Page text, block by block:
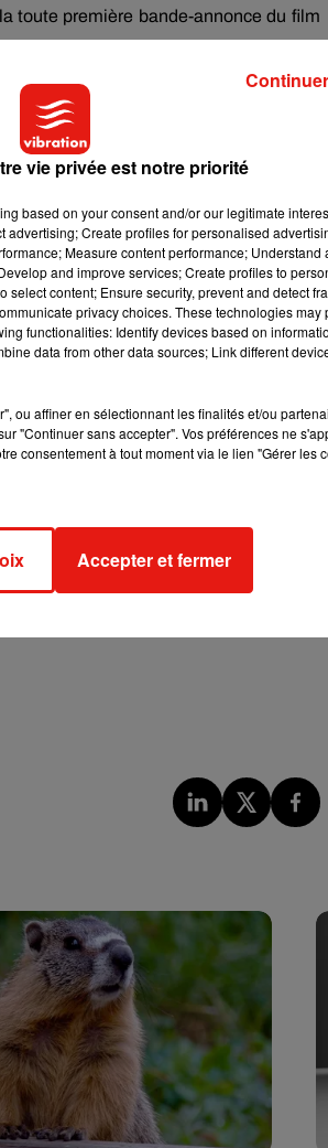
toute première bande-annonce du film
enfile le costume du Chevalier Noir
comme étant «La Vengeance
Kravitz dans le rôle de Catwoman,
peut enfin reprendre, car, comme l’a
film avant le début de la pandémie et le
vie privée est notre priorité
based on your consent and/or our legitimate
Create profiles for personalised
Measure content performance; Understand
and improve services; Create profiles to
content; Ensure security, prevent and detect
privacy choices. These technologies may
functionalities: Identify devices based on
data from other data sources; Link different
ou affiner en sélectionnant les finalités et/ou
"Continuer sans accepter". Vos préférences ne
consentement à tout moment via le lien "Gérer les
Accepter et fermer